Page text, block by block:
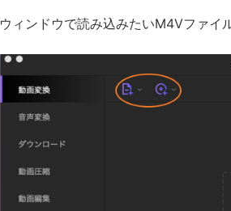
ウィンドウで読み込みたいM4Vファイ